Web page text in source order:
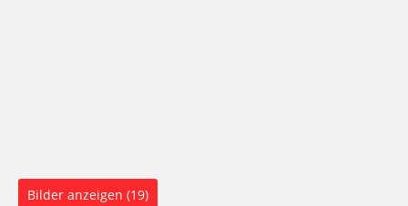
Bilder anzeigen (19)